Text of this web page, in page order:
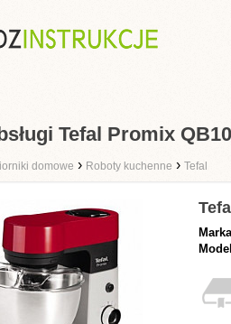
Tefal Promix
domowe › Roboty kuchenne › Tefal